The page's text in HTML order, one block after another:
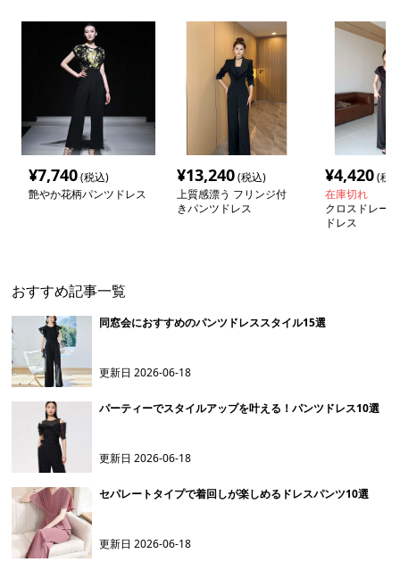
¥7,740(税込)
艶やか花柄パンツドレス
¥13,240(税込)
上質感漂う フリンジ付
きパンツドレス
¥4,420(税
在庫切れ
クロスドレー
ドレス
おすすめ記事一覧
同窓会におすすめのパンツドレススタイル15選
更新日2026-06-18
パーティーでスタイルアップを叶える！パンツドレス10選
更新日2026-06-18
セパレートタイプで着回しが楽しめるドレスパンツ10選
更新日2026-06-18